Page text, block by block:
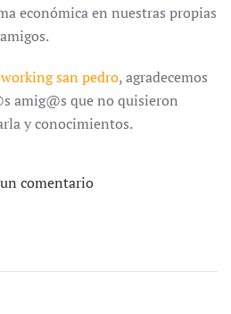
económica en nuestras propias
san pedro, agradecemos
amig@s que no quisieron
y conocimientos.
comentario